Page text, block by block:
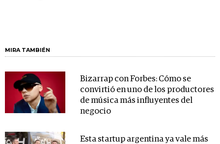
MIRA TAMBIÉN
Bizarrap con Forbes: Cómo se
convirtió en uno de los productores
de música más influyentes del
negocio
Esta startup argentina ya vale más